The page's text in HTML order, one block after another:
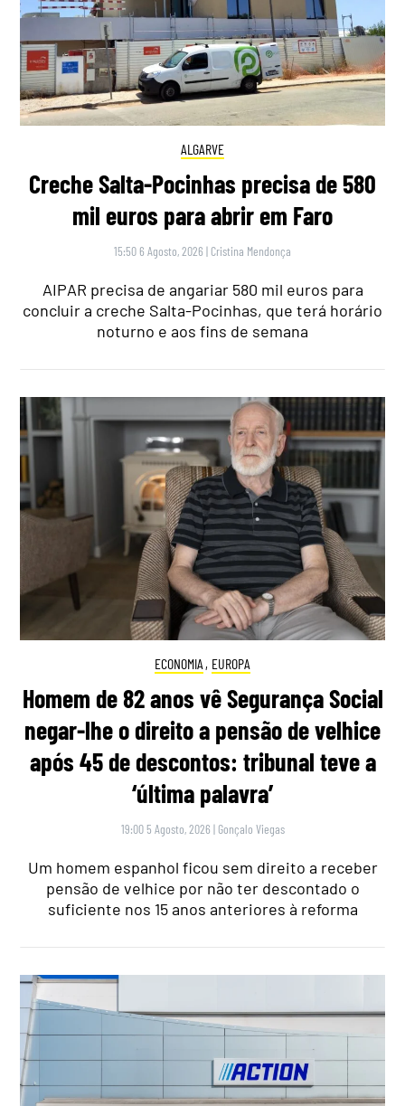
ALGARVE
Creche Salta-Pocinhas precisa de 580
mil euros para abrir em Faro
15:50 6 Agosto, 2026 | Cristina Mendonça
AIPAR precisa de angariar 580 mil euros para
concluir a creche Salta-Pocinhas, que terá horário
noturno e aos fins de semana
ECONOMIA , EUROPA
Homem de 82 anos vê Segurança Social
negar-lhe o direito a pensão de velhice
após 45 de descontos: tribunal teve a
‘última palavra’
19:00 5 Agosto, 2026 | Gonçalo Viegas
Um homem espanhol ficou sem direito a receber
pensão de velhice por não ter descontado o
suficiente nos 15 anos anteriores à reforma